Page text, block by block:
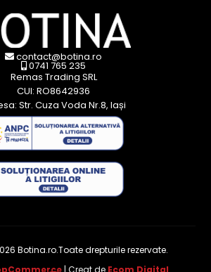
contact@botina.ro
0741 765 235
Remas Trading SRL
CUI: RO8642936
Str. Cuza Voda Nr.8, Iași
Botina.ro.Toate drepturile rezervate.
| Creat de Ecom Digital